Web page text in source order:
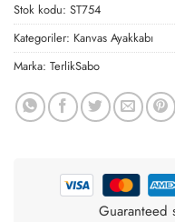
Stok kodu: ST754
Kategoriler: Kanvas Ayakkabı
Marka: TerlikSabo
Guaranteed